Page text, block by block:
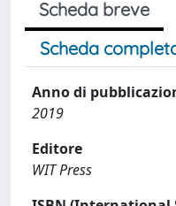
Scheda breve
Scheda
Anno di
2019
Editore
WIT Press